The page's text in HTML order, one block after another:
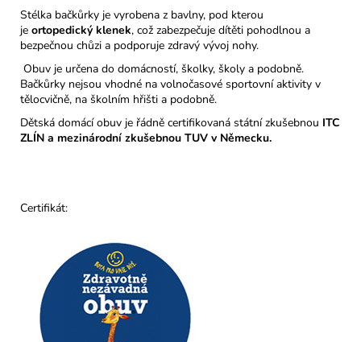
Stélka bačkůrky je vyrobena z bavlny, pod kterou
je ortopedický klenek, což zabezpečuje dítěti pohodlnou a
bezpečnou chůzi a podporuje zdravý vývoj nohy.
Obuv je určena do domácností, školky, školy a podobně.
Bačkůrky nejsou vhodné na volnočasové sportovní aktivity v
tělocvičně, na školním hřišti a podobně.
Dětská domácí obuv je řádně certifikovaná státní zkušebnou ITC
ZLÍN a mezinárodní zkušebnou TUV v Německu.
Certifikát: